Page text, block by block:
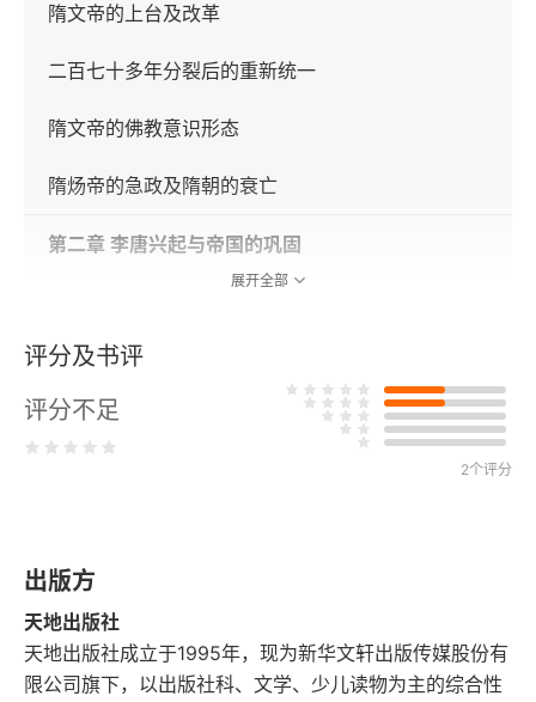
隋文帝的上台及改革
二百七十多年分裂后的重新统一
隋文帝的佛教意识形态
隋炀帝的急政及隋朝的衰亡
第二章 李唐兴起与帝国的巩固
李唐及其竞争对手
玄武门之变与权力传承
隋朝对高句丽的战争
唐前期东北亚政局的嬗变
展开全部
评分及书评
评分不足
2个评分
出版方
天地出版社
天地出版社成立于1995年，现为新华文轩出版传媒股份有
限公司旗下，以出版社科、文学、少儿读物为主的综合性